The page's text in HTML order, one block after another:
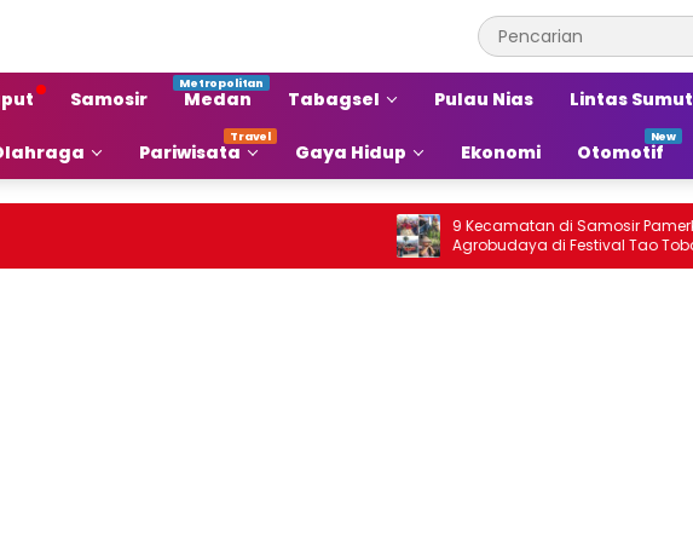
Samosir Medan Tabagsel Pulau Nias Lintas Sumut
Pariwisata Gaya Hidup Ekonomi Otomotif
9 Kecamatan di Samosir Pamerkan
Agrobudaya di Festival Tao Toba Jou-
Jou 2026: Membranding Produk Lokal